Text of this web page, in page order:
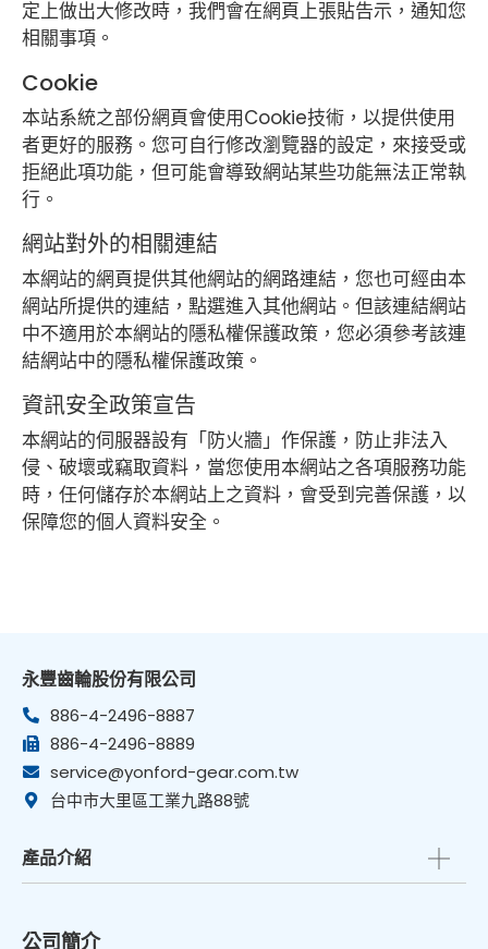
定上做出大修改時，我們會在網頁上張貼告示，通知您
相關事項。
Cookie
本站系統之部份網頁會使用Cookie技術，以提供使用
者更好的服務。您可自行修改瀏覽器的設定，來接受或
拒絕此項功能，但可能會導致網站某些功能無法正常執
行。
網站對外的相關連結
本網站的網頁提供其他網站的網路連結，您也可經由本
網站所提供的連結，點選進入其他網站。但該連結網站
中不適用於本網站的隱私權保護政策，您必須參考該連
結網站中的隱私權保護政策。
資訊安全政策宣告
本網站的伺服器設有「防火牆」作保護，防止非法入
侵、破壞或竊取資料，當您使用本網站之各項服務功能
時，任何儲存於本網站上之資料，會受到完善保護，以
保障您的個人資料安全。
永豐齒輪股份有限公司
886-4-2496-8887
886-4-2496-8889
service@yonford-gear.com.tw
台中市大里區工業九路88號
產品介紹
公司簡介